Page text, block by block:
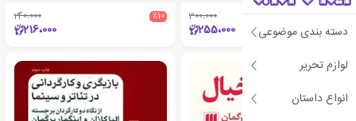
دسته بندی موضوعی
لوازم تحریر
انواع داستان
٪15 300،000
255،000
٪10 240،000
216،000